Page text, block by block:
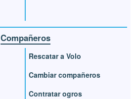
Compañeros
Rescatar a Volo
Cambiar compañeros
Contratar ogros